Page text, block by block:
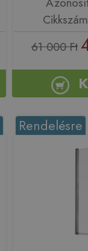
61 000 Ft
Rendelésre